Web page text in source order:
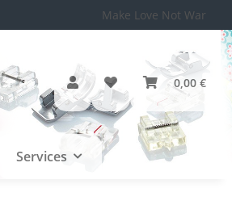
Make Love Not War
0,00 €
Services